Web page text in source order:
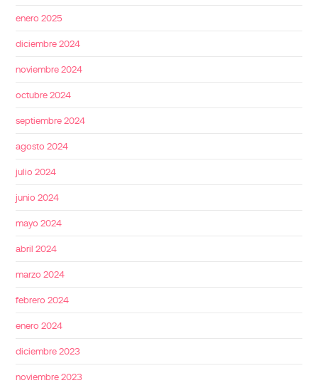
enero 2025
diciembre 2024
noviembre 2024
octubre 2024
septiembre 2024
agosto 2024
julio 2024
junio 2024
mayo 2024
abril 2024
marzo 2024
febrero 2024
enero 2024
diciembre 2023
noviembre 2023